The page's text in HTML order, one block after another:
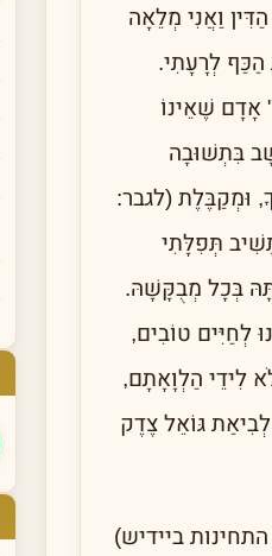
וַאֲנִי מְלֵאָה
הַכַּף לְרָעָתִי.
אָדָם שֶׁאֵינוֹ
בִּתְשׁוּבָה
וּמְקַבֶּלֶת (לגבר:
תְּפִלָּתִי
בְּכָל מְבֻקָּשָׁהּ.
לְחַיִּים טוֹבִים,
לִידֵי הַלְוָאָתָם,
לְבִיאַת גּוֹאֵל צֶדֶק
ביידיש)